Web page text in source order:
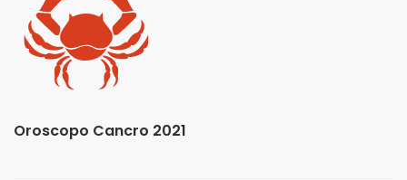
Oroscopo Cancro 2021